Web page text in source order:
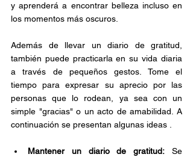
y aprenderá a encontrar belleza incluso en
los momentos más oscuros.
Además de llevar un diario de gratitud,
también puede practicarla en su vida diaria
a través de pequeños gestos. Tome el
tiempo para expresar su aprecio por las
personas que lo rodean, ya sea con un
simple "gracias" o un acto de amabilidad. A
continuación se presentan algunas ideas .
Mantener un diario de gratitud: Se